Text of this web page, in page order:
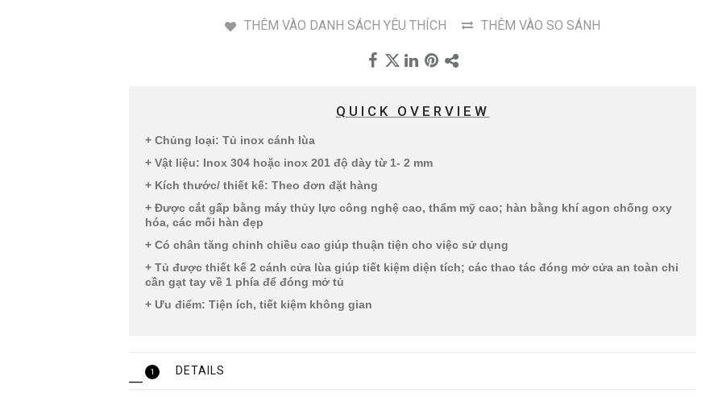
THÊM VÀO DANH SÁCH YÊU THÍCH THÊM VÀO SO SÁNH
QUICK OVERVIEW
+ Chủng loại: Tủ inox cánh lùa
+ Vật liệu: Inox 304 hoặc inox 201 độ dày từ 1- 2 mm
+ Kích thước/ thiết kế: Theo đơn đặt hàng
+ Được cắt gấp bằng máy thủy lực công nghệ cao, thẩm mỹ cao; hàn bằng khí agon chống oxy
hóa, các mối hàn đẹp
+ Có chân tăng chỉnh chiều cao giúp thuận tiện cho việc sử dụng
+ Tủ được thiết kế 2 cánh cửa lùa giúp tiết kiệm diện tích; các thao tác đóng mở cửa an toàn chỉ
cần gạt tay về 1 phía để đóng mở tủ
+ Ưu điểm: Tiện ích, tiết kiệm không gian
1 DETAILS